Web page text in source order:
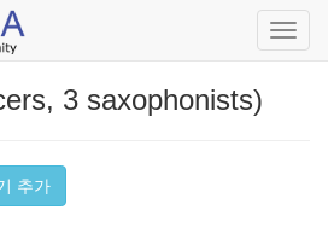
3 saxophonists)
추가